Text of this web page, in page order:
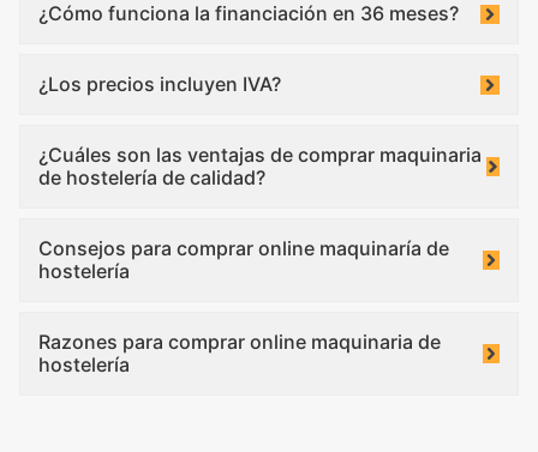
¿Cómo funciona la financiación en 36 meses?
¿Los precios incluyen IVA?
¿Cuáles son las ventajas de comprar maquinaria
de hostelería de calidad?
Consejos para comprar online maquinaría de
hostelería
Razones para comprar online maquinaria de
hostelería